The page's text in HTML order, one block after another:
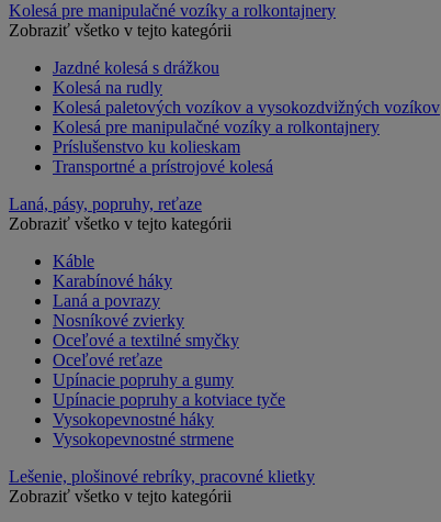
Kolesá pre manipulačné vozíky a rolkontajnery
Zobraziť všetko v tejto kategórii
Jazdné kolesá s drážkou
Kolesá na rudly
Kolesá paletových vozíkov a vysokozdvižných vozíkov
Kolesá pre manipulačné vozíky a rolkontajnery
Príslušenstvo ku kolieskam
Transportné a prístrojové kolesá
Laná, pásy, popruhy, reťaze
Zobraziť všetko v tejto kategórii
Káble
Karabínové háky
Laná a povrazy
Nosníkové zvierky
Oceľové a textilné smyčky
Oceľové reťaze
Upínacie popruhy a gumy
Upínacie popruhy a kotviace tyče
Vysokopevnostné háky
Vysokopevnostné strmene
Lešenie, plošinové rebríky, pracovné klietky
Zobraziť všetko v tejto kategórii